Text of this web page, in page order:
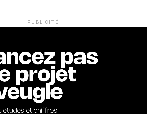
PUBLICITÉ